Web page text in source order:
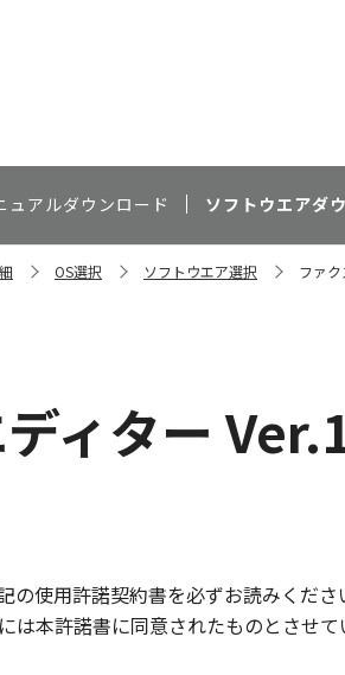
ュアルダウンロード ソフトウエアダ
OS選択 ソフトウエア選択 ファ
ィター
の使用許諾契約書を必ずお読みくださ
は本許諾書に同意されたものとさせて